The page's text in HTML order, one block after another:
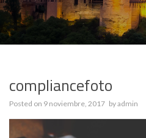
compliancefoto
Posted on 9 noviembre, 2017 byadmin